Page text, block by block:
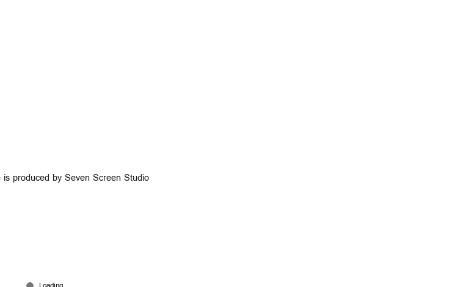
produced by Seven Screen Studio